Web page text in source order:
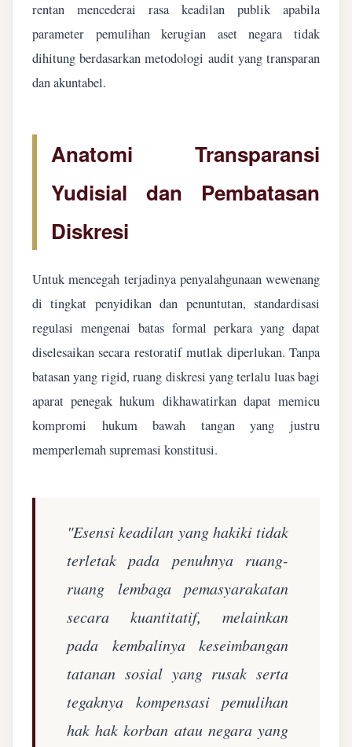
rentan mencederai rasa keadilan publik apabila
parameter pemulihan kerugian aset negara tidak
dihitung berdasarkan metodologi audit yang transparan
dan akuntabel.
Anatomi Transparansi
Yudisial dan Pembatasan
Diskresi
Untuk mencegah terjadinya penyalahgunaan wewenang
di tingkat penyidikan dan penuntutan, standardisasi
regulasi mengenai batas formal perkara yang dapat
diselesaikan secara restoratif mutlak diperlukan. Tanpa
batasan yang rigid, ruang diskresi yang terlalu luas bagi
aparat penegak hukum dikhawatirkan dapat memicu
kompromi hukum bawah tangan yang justru
memperlemah supremasi konstitusi.
"Esensi keadilan yang hakiki tidak
terletak pada penuhnya ruang-
ruang lembaga pemasyarakatan
secara kuantitatif, melainkan
pada kembalinya keseimbangan
tatanan sosial yang rusak serta
tegaknya kompensasi pemulihan
hak hak korban atau negara yang